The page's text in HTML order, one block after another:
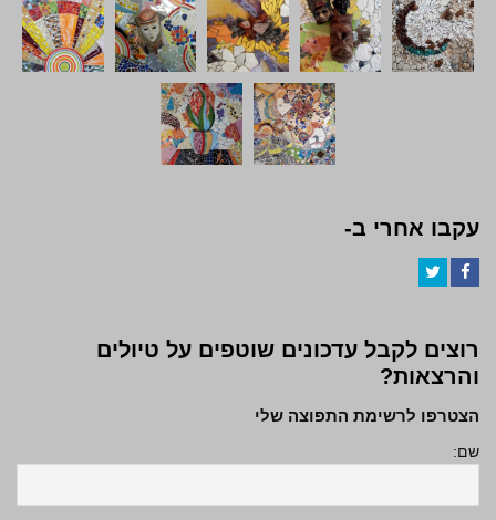
עקבו אחרי ב-
רוצים לקבל עדכונים שוטפים על טיולים
והרצאות?
הצטרפו לרשימת התפוצה שלי
שם: